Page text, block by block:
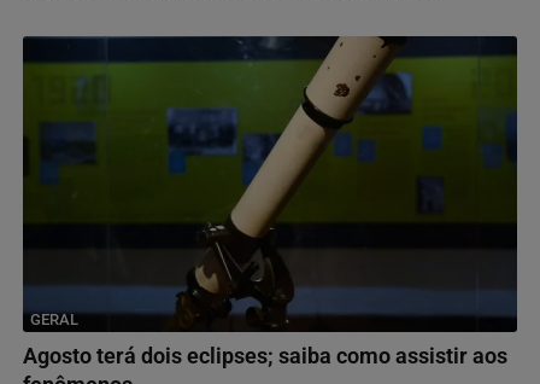
GERAL
Agosto terá dois eclipses; saiba como assistir aos